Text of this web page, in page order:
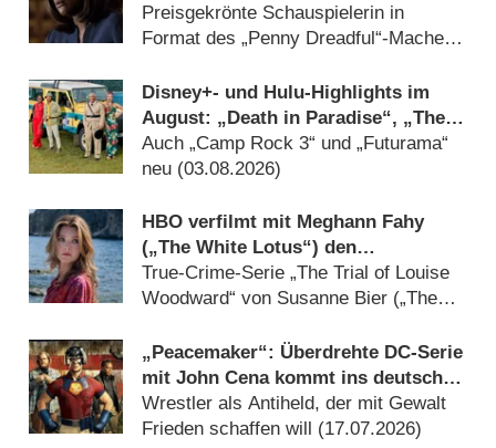
Preisgekrönte Schauspielerin in
Format des „Penny Dreadful“-Machers
Disney+- und Hulu-Highlights im
August: „Death in Paradise“, „The
Shards“ und das Ende für „Die
neuen Zauberer vom Waverly Place“
Auch „Camp Rock 3“ und „Futurama“
neu (03.08.2026)
HBO verfilmt mit Meghann Fahy
(„The White Lotus“) den
spektakulären Todesfall eines Babys
True-Crime-Serie „The Trial of Louise
Woodward“ von Susanne Bier („The
„Peacemaker“: Überdrehte DC-Serie
mit John Cena kommt ins deutsche
Free-TV
Wrestler als Antiheld, der mit Gewalt
Frieden schaffen will (17.07.2026)